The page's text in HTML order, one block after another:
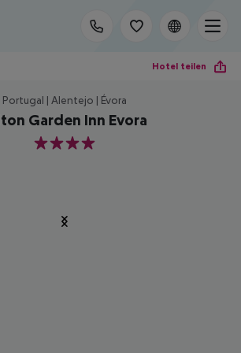
Hotel teilen
Portugal | Alentejo | Évora
Garden Inn Evora
4